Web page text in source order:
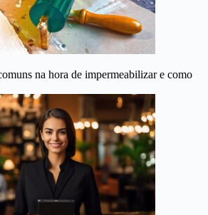
na hora de impermeabilizar e como